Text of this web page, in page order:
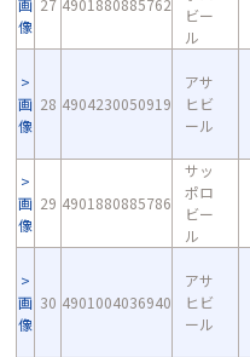
画
像
27 4901880885762
ビー
ル
画
像
28 4904230050919
アサ
ヒビ
ール
画
像
29 4901880885786
サッ
ポロ
ビー
ル
画
像
30 4901004036940
アサ
ヒビ
ール